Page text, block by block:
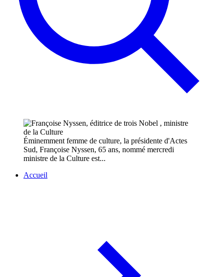
Éminemment femme de culture, la présidente d'Actes
Sud, Françoise Nyssen, 65 ans, nommé mercredi
ministre de la Culture est...
Accueil